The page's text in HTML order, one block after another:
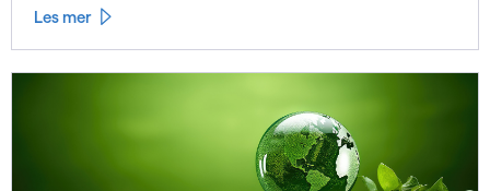
Les mer